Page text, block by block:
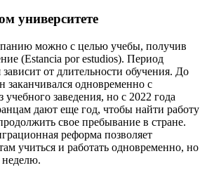
университете
можно с целью учебы, получив
(Estancia por estudios). Период
от длительности обучения. До
заканчивался одновременно с
учебного заведения, но с 2022 года
дают еще год, чтобы найти работу
свое пребывание в стране.
реформа позволяет
учиться и работать одновременно, но
неделю.